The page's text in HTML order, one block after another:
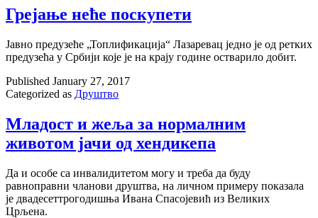
Грејање неће поскупети
Јавно предузеће „Топлификација“ Лазаревац једно је од ретких
предузећа у Србији које је на крају године остварило добит.
Published January 27, 2017
Categorized as Друштво
Младост и жеља за нормалним
животом јачи од хендикепа
Да и особе са инвалидитетом могу и треба да буду
равноправни чланови друштва, на личном примеру показала
је двадесеттрогодишња Ивана Спасојевић из Великих
Црљена.